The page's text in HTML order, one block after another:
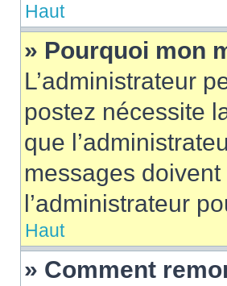
Haut
» Pourquoi mon
L’administrateur
postez nécessite
que
messages
l’administrateur
Haut
» Comment